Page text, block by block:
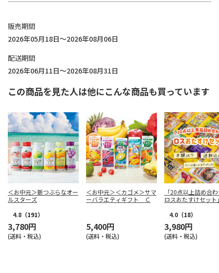
販売期間
2026年05月18日～2026年08月06日
配送期間
2026年06月11日～2026年08月31日
この商品を見た人は他にこんな商品も買っています
＜お中元＞新つぶらなオー
ルスターズ
4.8 （191）
3,780円
(送料・税込)
＜お中元＞＜カゴメ＞サマ
ーバラエティギフト Ｃ
5,400円
(送料・税込)
「20点以上詰め合
ロスおたすけセット
4.0 （18）
3,980円
(送料・税込)